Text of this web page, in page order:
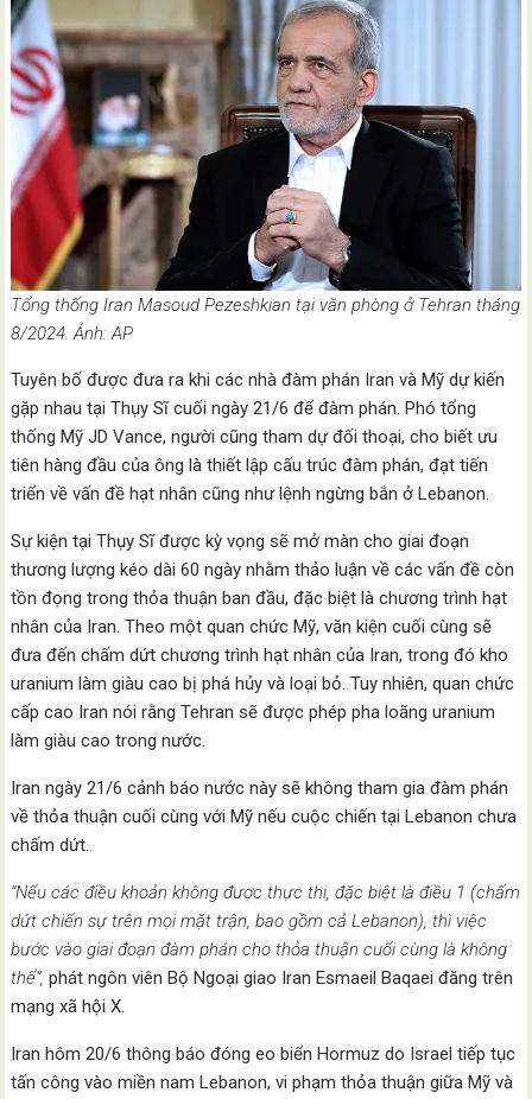
Tổng thống Iran Masoud Pezeshkian tại văn phòng ở Tehran tháng
8/2024. Ảnh: AP
Tuyên bố được đưa ra khi các nhà đàm phán Iran và Mỹ dự kiến
gặp nhau tại Thụy Sĩ cuối ngày 21/6 để đàm phán. Phó tổng
thống Mỹ JD Vance, người cũng tham dự đối thoại, cho biết ưu
tiên hàng đầu của ông là thiết lập cấu trúc đàm phán, đạt tiến
triển về vấn đề hạt nhân cũng như lệnh ngừng bắn ở Lebanon.
Sự kiện tại Thụy Sĩ được kỳ vọng sẽ mở màn cho giai đoạn
thương lượng kéo dài 60 ngày nhằm thảo luận về các vấn đề còn
tồn đọng trong thỏa thuận ban đầu, đặc biệt là chương trình hạt
nhân của Iran. Theo một quan chức Mỹ, văn kiện cuối cùng sẽ
đưa đến chấm dứt chương trình hạt nhân của Iran, trong đó kho
uranium làm giàu cao bị phá hủy và loại bỏ. Tuy nhiên, quan chức
cấp cao Iran nói rằng Tehran sẽ được phép pha loãng uranium
làm giàu cao trong nước.
Iran ngày 21/6 cảnh báo nước này sẽ không tham gia đàm phán
về thỏa thuận cuối cùng với Mỹ nếu cuộc chiến tại Lebanon chưa
chấm dứt.
“Nếu các điều khoản không được thực thi, đặc biệt là điều 1 (chấm
dứt chiến sự trên mọi mặt trận, bao gồm cả Lebanon), thì việc
bước vào giai đoạn đàm phán cho thỏa thuận cuối cùng là không
thể”,phát ngôn viên Bộ Ngoại giao Iran Esmaeil Baqaei đăng trên
mạng xã hội X.
Iran hôm 20/6 thông báo đóng eo biển Hormuz do Israel tiếp tục
tấn công vào miền nam Lebanon, vi phạm thỏa thuận giữa Mỹ và